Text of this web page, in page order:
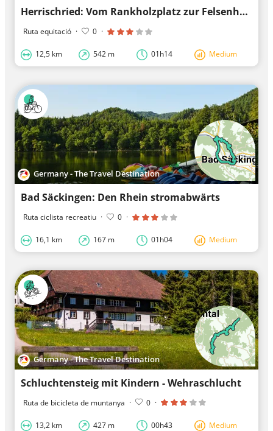
Herrischried: Vom Rankholzplatz zur Felsenhütte
Ruta equitació · 0 ·
12,5 km 542 m 01h14 Medium
Germany - The Travel Destination
Bad Säckingen: Den Rhein stromabwärts
Ruta ciclista recreatiu · 0 ·
16,1 km 167 m 01h04 Medium
Germany - The Travel Destination
Schluchtensteig mit Kindern - Wehraschlucht
Ruta de bicicleta de muntanya · 0 ·
13,2 km 427 m 00h43 Medium